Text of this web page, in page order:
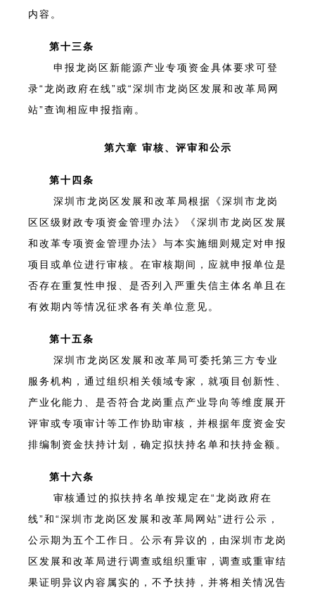
内容。
第十三条
申报龙岗区新能源产业专项资金具体要求可登
录“龙岗政府在线”或“深圳市龙岗区发展和改革局网
站”查询相应申报指南。
第六章 审核、评审和公示
第十四条
深圳市龙岗区发展和改革局根据《深圳市龙岗
区区级财政专项资金管理办法》《深圳市龙岗区发展
和改革专项资金管理办法》与本实施细则规定对申报
项目或单位进行审核。在审核期间，应就申报单位是
否存在重复性申报、是否列入严重失信主体名单且在
有效期内等情况征求各有关单位意见。
第十五条
深圳市龙岗区发展和改革局可委托第三方专业
服务机构，通过组织相关领域专家，就项目创新性、
产业化能力、是否符合龙岗重点产业导向等维度展开
评审或专项审计等工作协助审核，并根据年度资金安
排编制资金扶持计划，确定拟扶持名单和扶持金额。
第十六条
审核通过的拟扶持名单按规定在“龙岗政府在
线”和“深圳市龙岗区发展和改革局网站”进行公示，
公示期为五个工作日。公示有异议的，由深圳市龙岗
区发展和改革局进行调查或组织重审，调查或重审结
果证明异议内容属实的，不予扶持，并将相关情况告